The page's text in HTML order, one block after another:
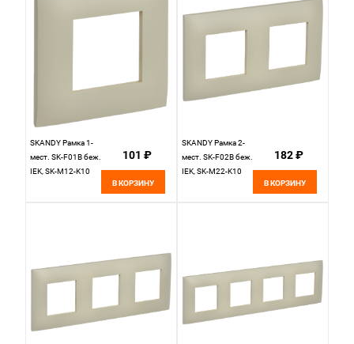
SKANDY Рамка 1-
мест. SK-F01B беж.
IEK, SK-M12-K10
101 ₽
В КОРЗИНУ
SKANDY Рамка 2-
мест. SK-F02B беж.
IEK, SK-M22-K10
182 ₽
В КОРЗИНУ